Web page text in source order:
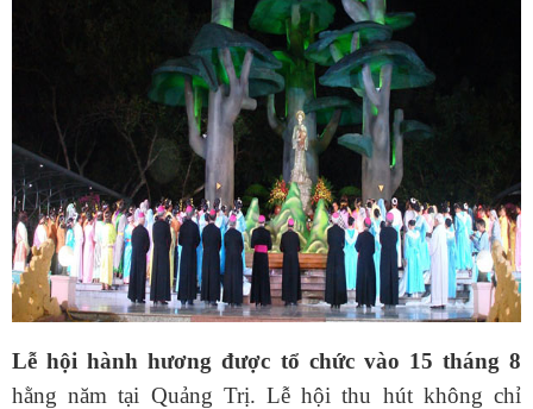
Lễ hội hành hương được tổ chức vào 15 tháng 8
hằng năm tại Quảng Trị. Lễ hội thu hút không chỉ